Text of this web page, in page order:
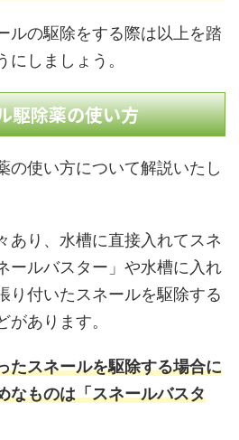
ルの駆除をする際は以上を踏
にしましょう。
駆除薬の使い方
の使い方について解説いたし
あり、水槽に直接入れてスネ
ールバスター」や水槽に入れ
り付いたスネールを駆除する
があります。
たスネールを駆除する場合に
なものは「スネールバスタ